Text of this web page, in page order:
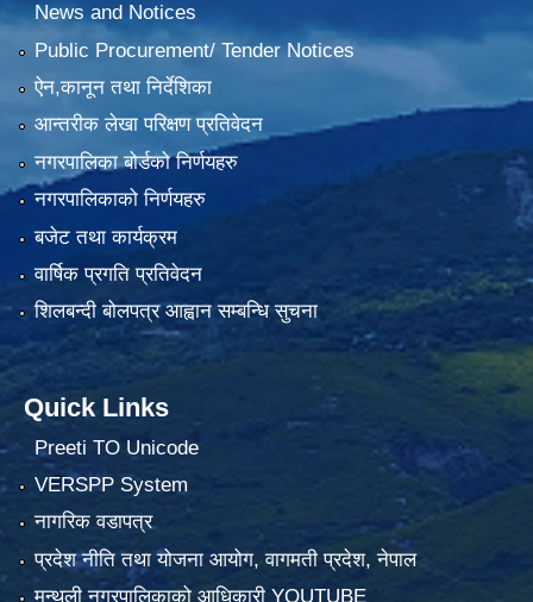
News and Notices
Public Procurement/ Tender Notices
ऐन,कानून तथा निर्देशिका
आन्तरीक लेखा परिक्षण प्रतिवेदन
नगरपालिका बोर्डको निर्णयहरु
नगरपालिकाको निर्णयहरु
बजेट तथा कार्यक्रम
वार्षिक प्रगति प्रतिवेदन
शिलबन्दी बोलपत्र आह्वान सम्बन्धि सुचना
Quick Links
Preeti TO Unicode
VERSPP System
नागरिक वडापत्र
प्रदेश नीति तथा योजना आयोग, वागमती प्रदेश, नेपाल
मन्थली नगरपालिकाको आधिकारी YOUTUBE